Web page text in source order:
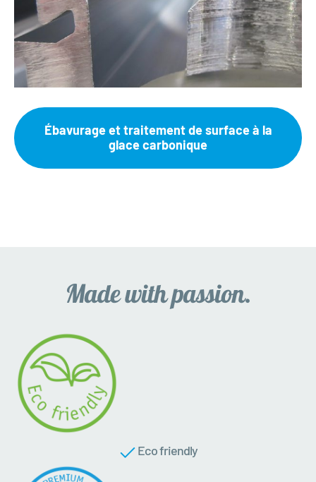
Ébavurage et traitement de surface à la
glace carbonique
Eco friendly